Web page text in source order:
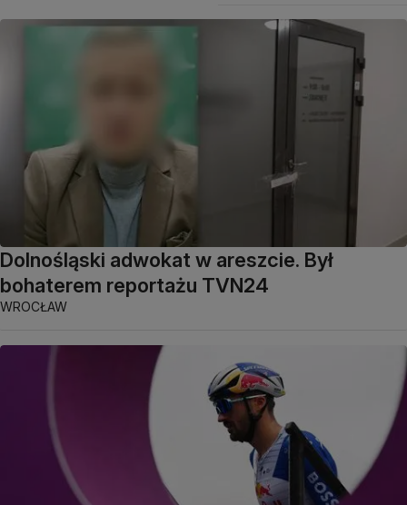
Dolnośląski adwokat w areszcie. Był
bohaterem reportażu TVN24
WROCŁAW